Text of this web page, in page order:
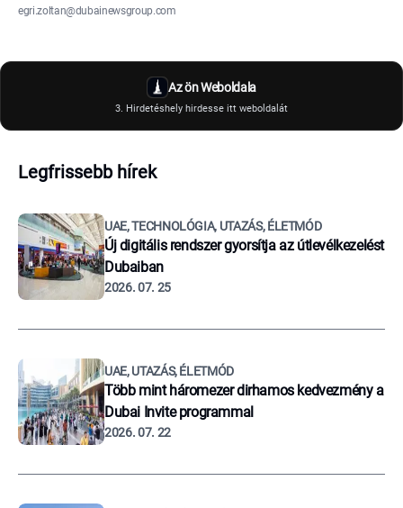
egri.zoltan@dubainewsgroup.com
Az ön Weboldala
3. Hirdetéshely hirdesse itt weboldalát
Legfrissebb hírek
UAE, TECHNOLÓGIA, UTAZÁS, ÉLETMÓD
Új digitális rendszer gyorsítja az útlevélkezelést
Dubaiban
2026. 07. 25
UAE, UTAZÁS, ÉLETMÓD
Több mint háromezer dirhamos kedvezmény a
Dubai Invite programmal
2026. 07. 22